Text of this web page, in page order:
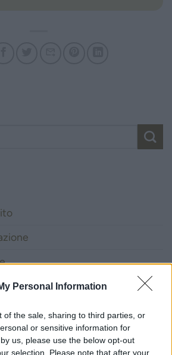
Personal Information
of the sale, sharing to third parties, or
or sensitive information for
us, please use the below opt-out
selection. Please note that after your